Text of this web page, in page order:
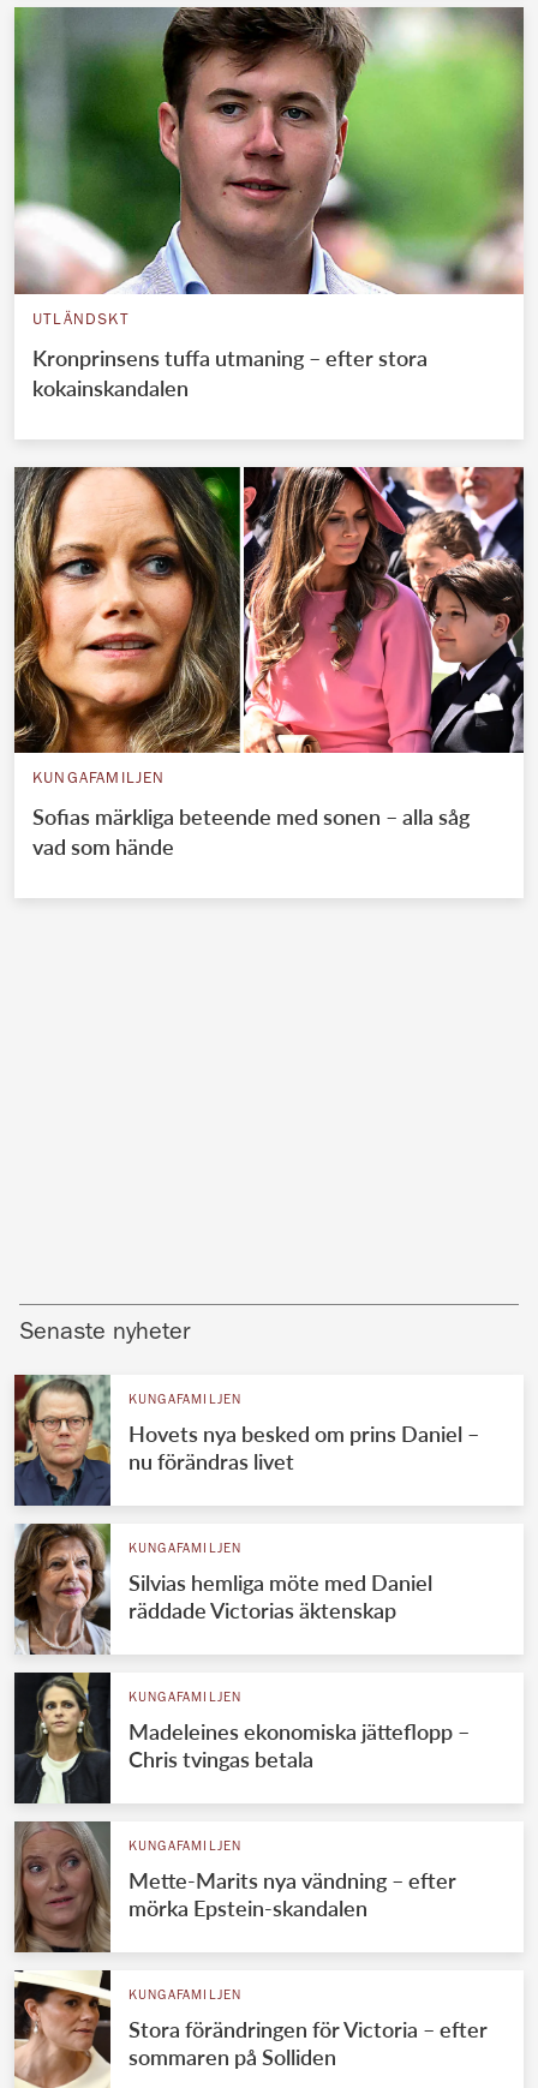
UTLÄNDSKT
Kronprinsens tuffa utmaning – efter stora
kokainskandalen
KUNGAFAMILJEN
Sofias märkliga beteende med sonen – alla såg
vad som hände
Senaste nyheter
KUNGAFAMILJEN
Hovets nya besked om prins Daniel –
nu förändras livet
KUNGAFAMILJEN
Silvias hemliga möte med Daniel
räddade Victorias äktenskap
KUNGAFAMILJEN
Madeleines ekonomiska jätteflopp –
Chris tvingas betala
KUNGAFAMILJEN
Mette-Marits nya vändning – efter
mörka Epstein-skandalen
KUNGAFAMILJEN
Stora förändringen för Victoria – efter
sommaren på Solliden